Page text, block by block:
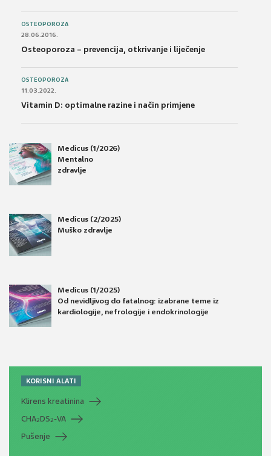
OSTEOPOROZA
28.06.2016.
Osteoporoza – prevencija, otkrivanje i liječenje
OSTEOPOROZA
11.03.2022.
Vitamin D: optimalne razine i način primjene
Medicus (1/2026)
Mentalno
zdravlje
Medicus (2/2025)
Muško zdravlje
Medicus (1/2025)
Od nevidljivog do fatalnog: izabrane teme iz
kardiologije, nefrologije i endokrinologije
KORISNI ALATI
Klirens kreatinina
CHA2DS2-VA
Pušenje